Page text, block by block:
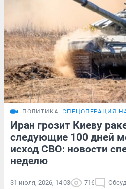
ПОЛИТИКА СПЕЦОПЕРАЦИЯ
Иран грозит Киеву
следующие 100 дней
исход СВО: новости
неделю
31 июля, 2026, 14:03 716